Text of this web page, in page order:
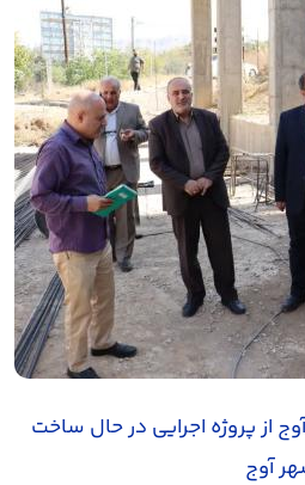
از پروژه اجرایی در حال ساخت
آوج